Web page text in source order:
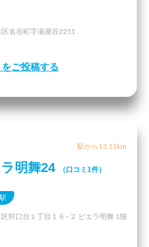
名谷町字湯屋谷2251
をご投稿する
駅から13.11km
明舞24 （口コミ1件）
狩口台１丁目１６−２ ビエラ明舞 1階